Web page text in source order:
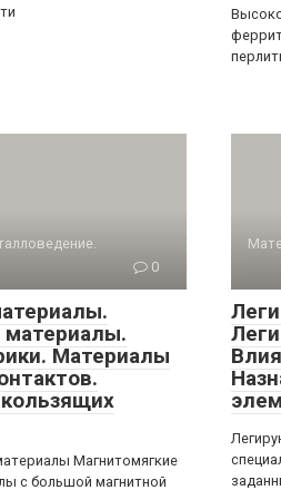
0
Материалы
Магнитомягкие
с большой магнитной